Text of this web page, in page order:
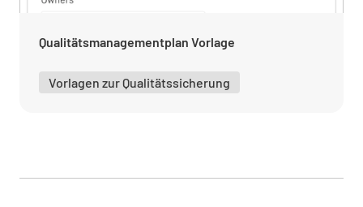
Qualitätssicherung festlegen
Qualitätsmanagementplan Vorlage
Vorlagen zur Qualitätssicherung